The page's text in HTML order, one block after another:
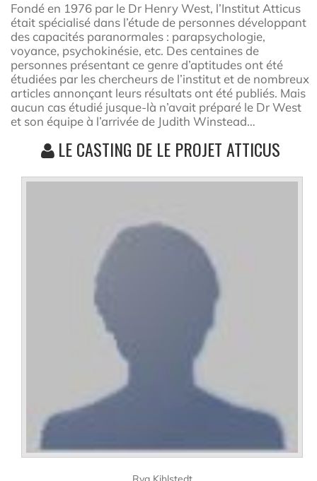
Fondé en 1976 par le Dr Henry West, l’Institut Atticus
était spécialisé dans l’étude de personnes développant
des capacités paranormales : parapsychologie,
voyance, psychokinésie, etc. Des centaines de
personnes présentant ce genre d’aptitudes ont été
étudiées par les chercheurs de l’institut et de nombreux
articles annonçant leurs résultats ont été publiés. Mais
aucun cas étudié jusque-là n’avait préparé le Dr West
et son équipe à l’arrivée de Judith Winstead…
LE CASTING DE LE PROJET ATTICUS